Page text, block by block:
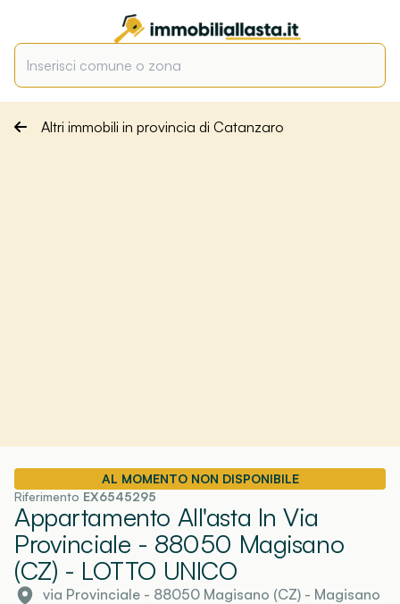
Altri immobili in provincia di Catanzaro
AL MOMENTO NON DISPONIBILE
Riferimento EX6545295
Appartamento All'asta In Via
Provinciale - 88050 Magisano
(CZ) - LOTTO UNICO
via Provinciale - 88050 Magisano (CZ) - Magisano